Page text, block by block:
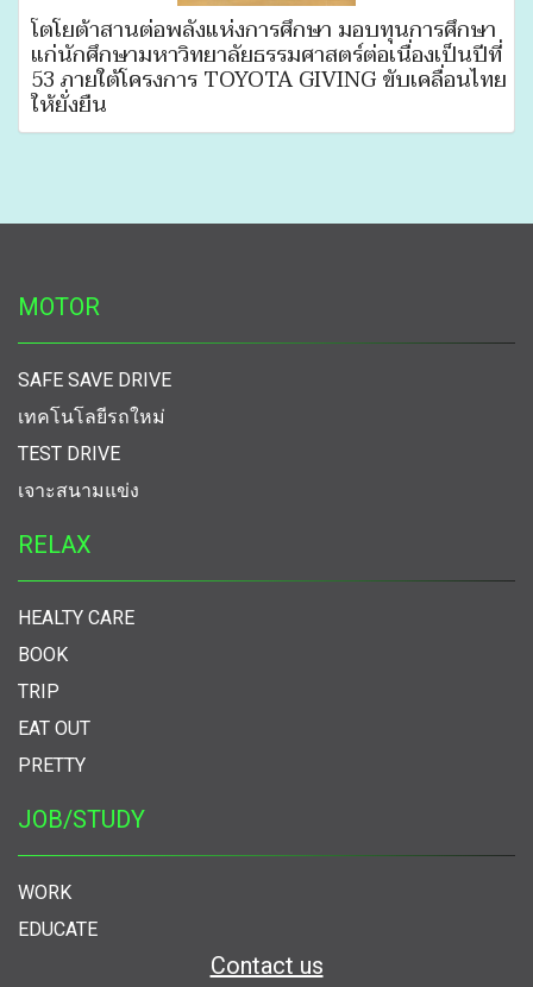
โตโยต้าสานต่อพลังแห่งการศึกษา มอบทุนการศึกษา
แก่นักศึกษามหาวิทยาลัยธรรมศาสตร์ต่อเนื่องเป็นปีที่
53 ภายใต้โครงการ TOYOTA GIVING ขับเคลื่อนไทย
ให้ยั่งยืน
MOTOR
SAFE SAVE DRIVE
เทคโนโลยีรถใหม่
TEST DRIVE
เจาะสนามแข่ง
RELAX
HEALTY CARE
BOOK
TRIP
EAT OUT
PRETTY
JOB/STUDY
WORK
EDUCATE
Contact us